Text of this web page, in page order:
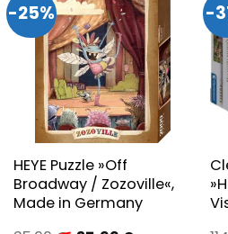
-25%
HEYE Puzzle »Off
Broadway / Zozoville«,
Made in Germany
-